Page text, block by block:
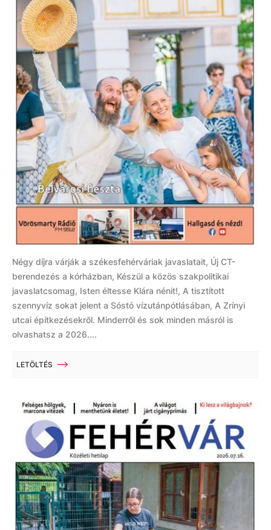
Négy díjra várják a székesfehérváriak javaslatait, Új CT-
berendezés a kórházban, Készül a közös szakpolitikai
javaslatcsomag, Isten éltesse Klára nénit!, A tisztított
szennyvíz sokat jelent a Sóstó vízutánpótlásában, A Zrínyi
utcai építkezésekről. Minderről és sok minden másról is
olvashatsz a 2026....
LETÖLTÉS